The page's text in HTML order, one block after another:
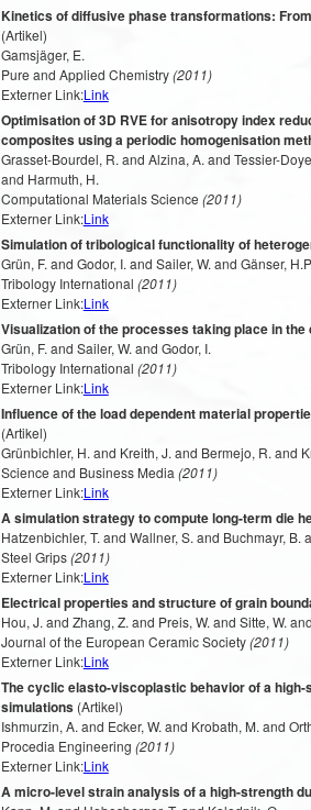
Kinetics of diffusive phase transformations:
(Artikel)
Gamsjäger, E.
Pure and Applied Chemistry(2011)
Externer Link:Link
Optimisation of 3D RVE for anisotropy index
composites using a periodic homogenisation
Grasset-Bourdel, R. and Alzina, A. and Tessier-
and Harmuth, H.
Computational Materials Science (2011)
Externer Link:Link
Simulation of tribological functionality of
Grün, F. and Godor, I. and Sailer, W. and Gänser, H.P.
Tribology International (2011)
Externer Link:Link
Visualization of the processes taking place in
Grün, F. and Sailer, W. and Godor, I.
Tribology International (2011)
Externer Link:Link
Influence of the load dependent material
(Artikel)
Grünbichler, H. and Kreith, J. and Bermejo, R. and
Science and Business Media (2011)
Externer Link:Link
A simulation strategy to compute long-term die
Hatzenbichler, T. and Wallner, S. and Buchmayr,
Steel Grips(2011)
Externer Link:Link
Electrical properties and structure of grain
Hou, J. and Zhang, Z. and Preis, W. and Sitte, W.
Journal of the European Ceramic Society(2011)
Externer Link:Link
The cyclic elasto-viscoplastic behavior of a
simulations(Artikel)
Ishmurzin, A. and Ecker, W. and Krobath, M. and
Procedia Engineering (2011)
Externer Link:Link
A micro-level strain analysis of a high-strength